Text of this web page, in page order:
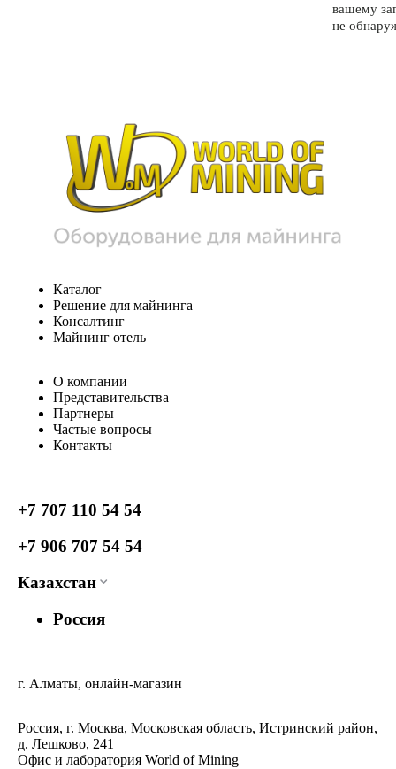
вашему
не
Каталог
Решение для майнинга
Консалтинг
Майнинг отель
О компании
Представительства
Партнеры
Частые вопросы
Контакты
+7 707 110 54 54
+7 906 707 54 54
Казахстан
Россия
г. Алматы, онлайн-магазин
Россия, г. Москва, Московская область, Истринский район,
д. Лешково, 241
Офис и лаборатория World of Mining